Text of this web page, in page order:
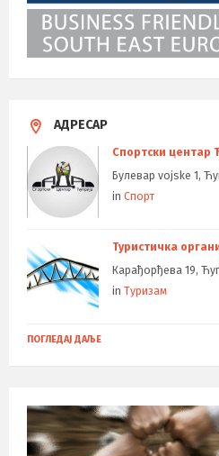
АДРЕСАР
Спортски центар
Булевар vojske 1,
in Спорт
Туристичка
Карађорђева 19,
in Туризам
ПОГЛЕДАЈ ДАЉЕ